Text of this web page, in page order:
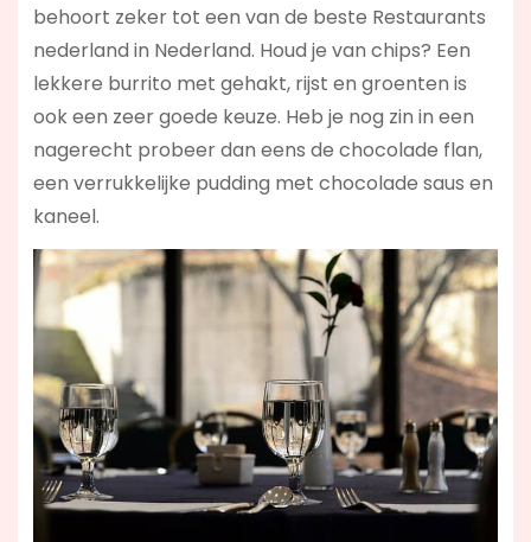
behoort zeker tot een van de beste Restaurants
nederland in Nederland. Houd je van chips? Een
lekkere burrito met gehakt, rijst en groenten is
ook een zeer goede keuze. Heb je nog zin in een
nagerecht probeer dan eens de chocolade flan,
een verrukkelijke pudding met chocolade saus en
kaneel.